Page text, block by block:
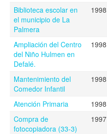
Biblioteca escolar en
el municipio de La
Palmera
1998
Ampliación del Centro
del Niño Hulmen en
Defalé.
1998
Mantenimiento del
Comedor Infantil
1998
Atención Primaria 1998
Compra de
fotocopiadora (33-3)
1997